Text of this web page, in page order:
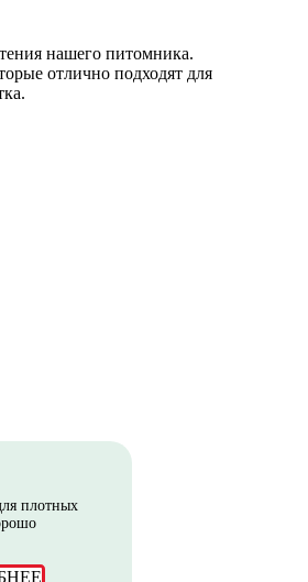
нашего питомника.
отлично подходят для
плотных